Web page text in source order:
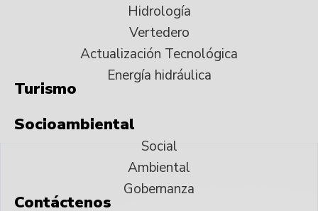
Hidrología
Vertedero
Actualización Tecnológica
Energía hidráulica
Turismo
Socioambiental
Social
Ambiental
Gobernanza
Contáctenos